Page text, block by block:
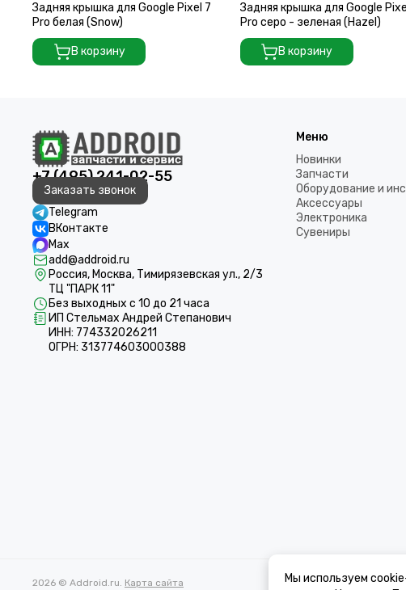
Задняя крышка для Google Pixel 7
Pro белая (Snow)
В корзину
Задняя крышка для Google
Pro серо - зеленая (Hazel)
В корзину
+7 (495) 241-02-55
Заказать звонок
Telegram
ВКонтакте
Max
add@addroid.ru
Россия, Москва, Тимирязевская ул., 2/3
ТЦ "ПАРК 11"
Без выходных с 10 до 21 часа
ИП Стельмах Андрей Степанович
ИНН: 774332026211
ОГРН: 313774603000388
Меню
Новинки
Запчасти
Оборудование и
Аксессуары
Электроника
Сувениры
2026 © Addroid.ru. Карта сайта
Мы используем